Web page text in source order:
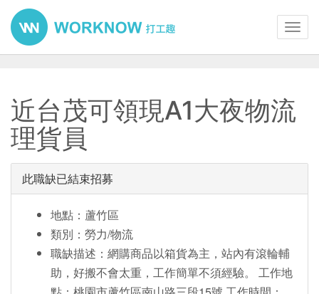
近台茂可領現A1大夜物流
理貨員
此職缺已結束招募
地點：蘆竹區
類別：勞力/物流
職缺描述：網購商品以箱貨為主，站內有滾輪輔
助，好搬不會太重，工作簡單不須經驗。 工作地